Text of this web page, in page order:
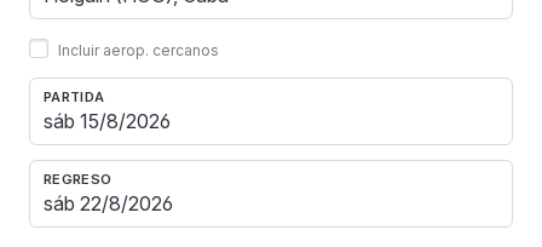
Incluir aerop. cercanos
PARTIDA
REGRESO